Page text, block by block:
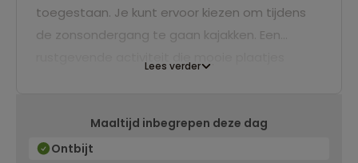
toegestaan. Je kunt ervoor kiezen om tijdens
de zonsondergang te gaan kajakken. Een
Lees verder
Maaltijd inbegrepen deze dag
Ontbijt